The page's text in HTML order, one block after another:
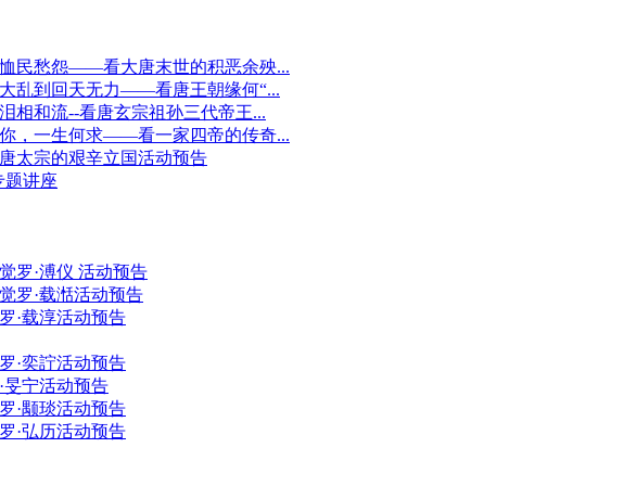
民愁怨——看大唐末世的积恶余殃...
乱到回天无力——看唐王朝缘何“...
相和流--看唐玄宗祖孙三代帝王...
，一生何求——看一家四帝的传奇...
太宗的艰辛立国活动预告
讲座
罗·溥仪 活动预告
罗·载湉活动预告
·载淳活动预告
·奕詝活动预告
宁活动预告
·颙琰活动预告
·弘历活动预告